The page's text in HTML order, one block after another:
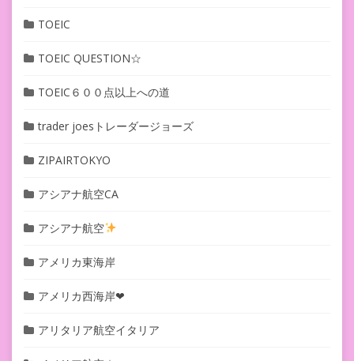
TOEIC
TOEIC QUESTION☆
TOEIC６００点以上への道
trader joesトレーダージョーズ
ZIPAIRTOKYO
アシアナ航空CA
アシアナ航空
アメリカ東海岸
アメリカ西海岸❤︎
アリタリア航空イタリア